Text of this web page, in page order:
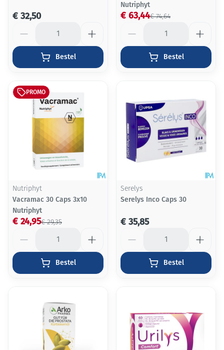
€ 32,50
Bestel
Nutriphyt
€ 74,64
€ 63,44
Bestel
PROMO
Nutriphyt
Vacramac 30 Caps 3x10
Nutriphyt
€ 29,35
€ 24,95
Bestel
Serelys
Serelys Inco Caps 30
€ 35,85
Bestel